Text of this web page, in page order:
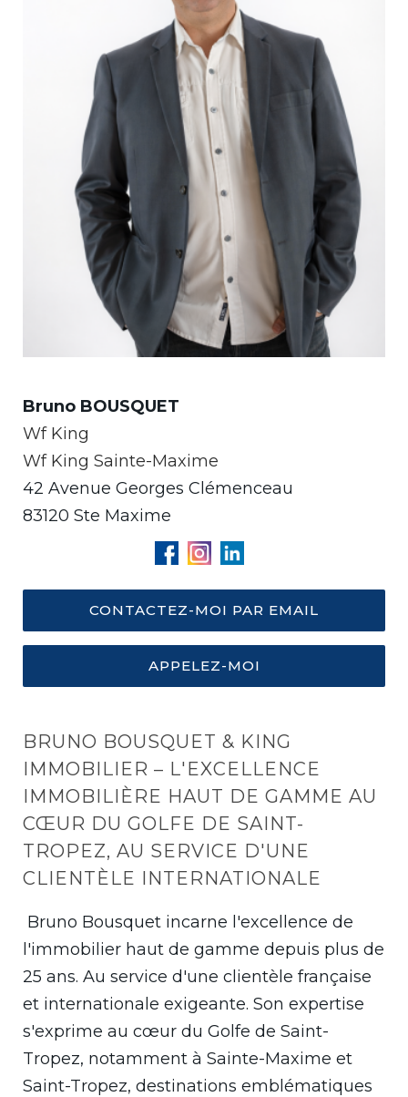
Bruno BOUSQUET
Wf King
Wf King Sainte-Maxime
42 Avenue Georges Clémenceau
83120 Ste Maxime
CONTACTEZ-MOI PAR EMAIL
APPELEZ-MOI
BRUNO BOUSQUET & KING
IMMOBILIER – L'EXCELLENCE
IMMOBILIÈRE HAUT DE GAMME AU
CŒUR DU GOLFE DE SAINT-
TROPEZ, AU SERVICE D'UNE
CLIENTÈLE INTERNATIONALE
Bruno Bousquet incarne l'excellence de
l'immobilier haut de gamme depuis plus de
25 ans. Au service d'une clientèle française
et internationale exigeante. Son expertise
s'exprime au cœur du Golfe de Saint-
Tropez, notamment à Sainte-Maxime et
Saint-Tropez, destinations emblématiques